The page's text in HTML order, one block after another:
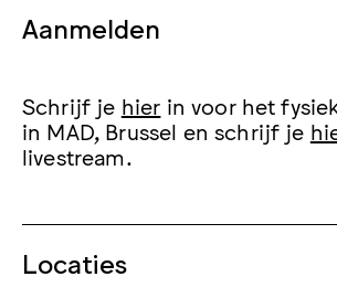
Aanmelden
Schrijf je hier in voor het
in MAD, Brussel en schrijf je
livestream.
Locaties